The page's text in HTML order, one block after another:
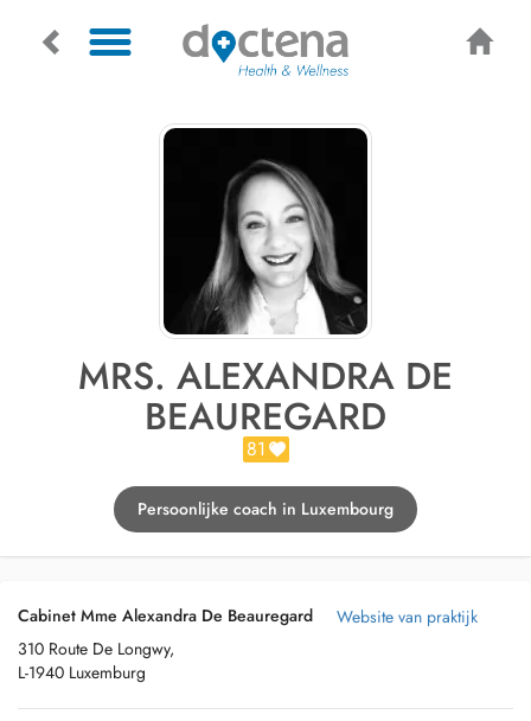
MRS. ALEXANDRA DE
BEAUREGARD
81
Persoonlijke coach in Luxembourg
Cabinet Mme Alexandra De Beauregard
310 Route De Longwy,
L-1940 Luxemburg
Website van praktijk